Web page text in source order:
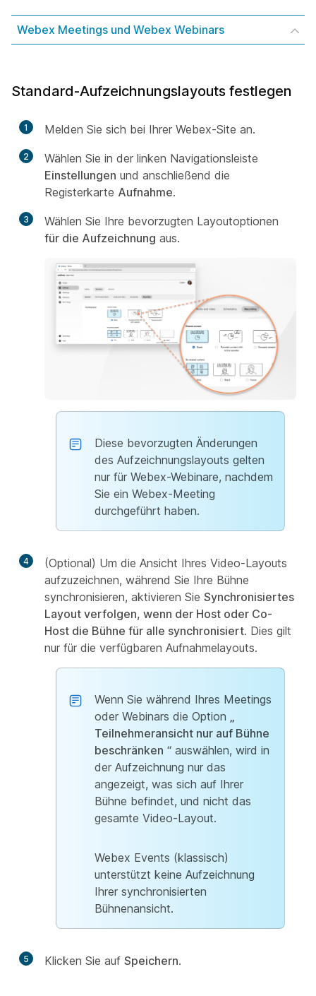
Webex Meetings und Webex Webinars
Standard-Aufzeichnungslayouts festlegen
1 Melden Sie sich bei Ihrer Webex-Site an.
2
Wählen Sie in der linken Navigationsleiste
Einstellungen und anschließend die
Registerkarte Aufnahme.
3
Wählen Sie Ihre bevorzugten Layoutoptionen
für die Aufzeichnung aus.
Diese bevorzugten Änderungen
des Aufzeichnungslayouts gelten
nur für Webex-Webinare, nachdem
Sie ein Webex-Meeting
durchgeführt haben.
4
(Optional) Um die Ansicht Ihres Video-Layouts
aufzuzeichnen, während Sie Ihre Bühne
synchronisieren, aktivieren Sie Synchronisiertes
Layout verfolgen, wenn der Host oder Co-
Host die Bühne für alle synchronisiert. Dies gilt
nur für die verfügbaren Aufnahmelayouts.
Wenn Sie während Ihres Meetings
oder Webinars die Option „
Teilnehmeransicht nur auf Bühne
beschränken “ auswählen, wird in
der Aufzeichnung nur das
angezeigt, was sich auf Ihrer
Bühne befindet, und nicht das
gesamte Video-Layout.
Webex Events (klassisch)
unterstützt keine Aufzeichnung
Ihrer synchronisierten
Bühnenansicht.
5 Klicken Sie auf Speichern.